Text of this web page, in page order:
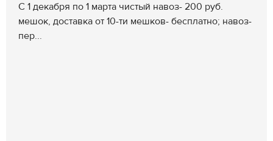
С 1 декабря по 1 марта чистый навоз- 200 руб.
мешок, доставка от 10-ти мешков- бесплатно; навоз-
пер...